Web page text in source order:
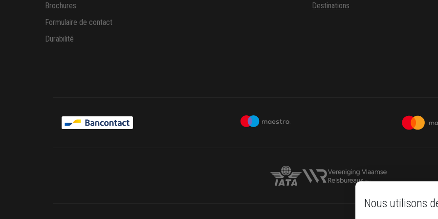
Nous utilisons
Brochures
Formulaire de contact
Durabilité
Destinations